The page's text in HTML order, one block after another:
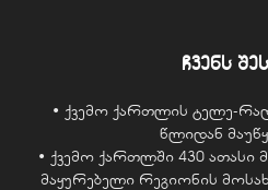
ჩვენს
• ქვემო ქართლის ტელე-
წლიდან
• ქვემო ქართლში 430 ათასი
მაყურებელი რეგიონის